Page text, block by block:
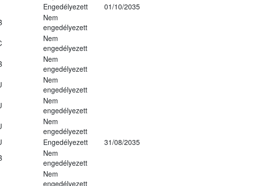
Engedélyezett
01/10/2035
Nem
engedélyezett
Nem
engedélyezett
Nem
engedélyezett
Nem
engedélyezett
Nem
engedélyezett
Nem
engedélyezett
Engedélyezett
31/08/2035
Nem
engedélyezett
Nem
engedélyezett